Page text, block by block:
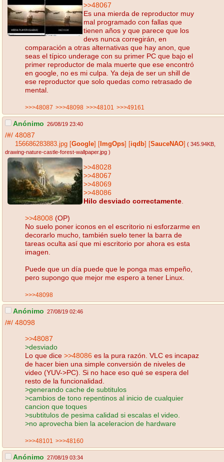
>>48067
Es una mierda de reproductor muy
mal programado con fallas que
tienen años y que parece que los
devs nunca corregirán, en
comparación a otras alternativas que hay anon, que
seas el típico underage con su primer PC que bajo el
primer reproductor de mala muerte que ese encontró
en google, no es mi culpa. Ya deja de ser un shill de
ese reproductor que solo quedas como retrasado de
mental.
>>>48087 >>>48098 >>>48101 >>>49161
Anónimo 26/08/19 23:40
/#/ 48087
156686283883.jpg Google ImgOps iqdb SauceNAO ( 345.94KB
drawing-nature-castle-forest-wallpaper.jpg )
>>48028
>>48067
>>48069
>>48086
Hilo desviado correctamente
>>48008 (OP)
No suelo poner iconos en el escritorio ni esforzarme en
decorarlo mucho, también suelo tener la barra de
tareas oculta así que mi escritorio por ahora es esta
imagen.
Puede que un día puede que le ponga mas empeño,
pero supongo que mejor me espero a tener Linux.
>>>48098
Anónimo 27/08/19 02:46
/#/ 48098
>>48087
>desviado
Lo que dice >>48086 es la pura razón. VLC es incapaz
de hacer bien una simple conversión de niveles de
video (YUV->PC). Si no hace eso qué se espera del
resto de la funcionalidad.
>generando cache de subtitulos
>cambios de tono repentinos al inicio de cualquier
cancion que toques
>subtitulos de pesima calidad si escalas el video.
>no aprovecha bien la aceleracion de hardware
>>>48101 >>>48160
Anónimo 27/08/19 03:34